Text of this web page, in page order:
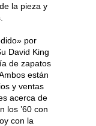
la pieza y
por
David King
de zapatos
están
y ventas
acerca de
los ’60 con
con la